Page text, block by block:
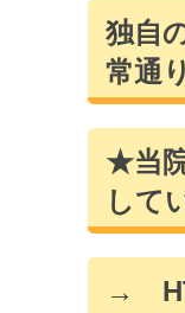
独自
常通
★当
して
→